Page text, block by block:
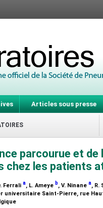
Articles sous presse
parcourue et
chez les patients
Ferrali a, L. Ameye b, V. Ninane a, R.
Saint-Pierre, rue